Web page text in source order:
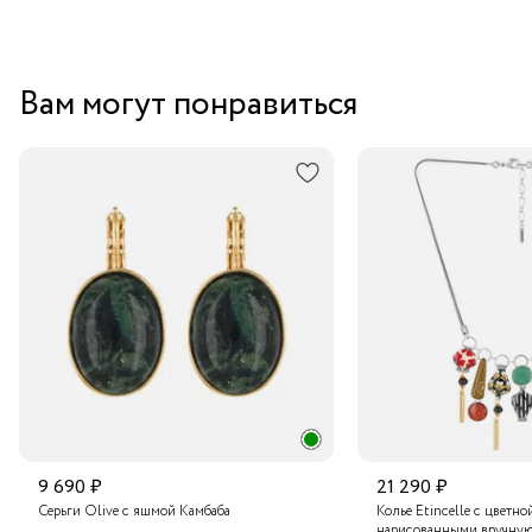
Вам могут понравиться
9 690 ₽
Серьги Olive с яшмой Камбаба
21 290 ₽
Колье Etincelle с